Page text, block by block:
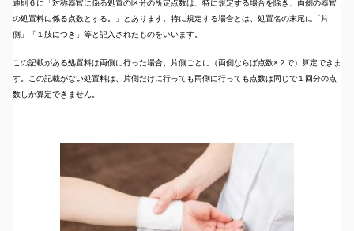
通則６に「対称器官に係る処置の区分の所定点数は、特に規定する場合を除き、両側の器官
の処置料に係る点数とする。」とあります。特に規定する場合とは、処置名の末尾に「片
側」「１肢につき」等と記入されたものをいいます。
この記載がある処置料は両側に行った場合、片側ごとに（両側ならば点数×２で）算定できま
す。この記載がない処置料は、片側だけに行っても両側に行っても点数は同じで１回分の点
数しか算定できません。